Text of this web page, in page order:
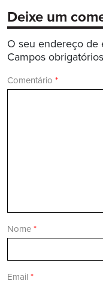
Deixe um
O seu endereço de
Campos
Comentário *
Nome *
Email *